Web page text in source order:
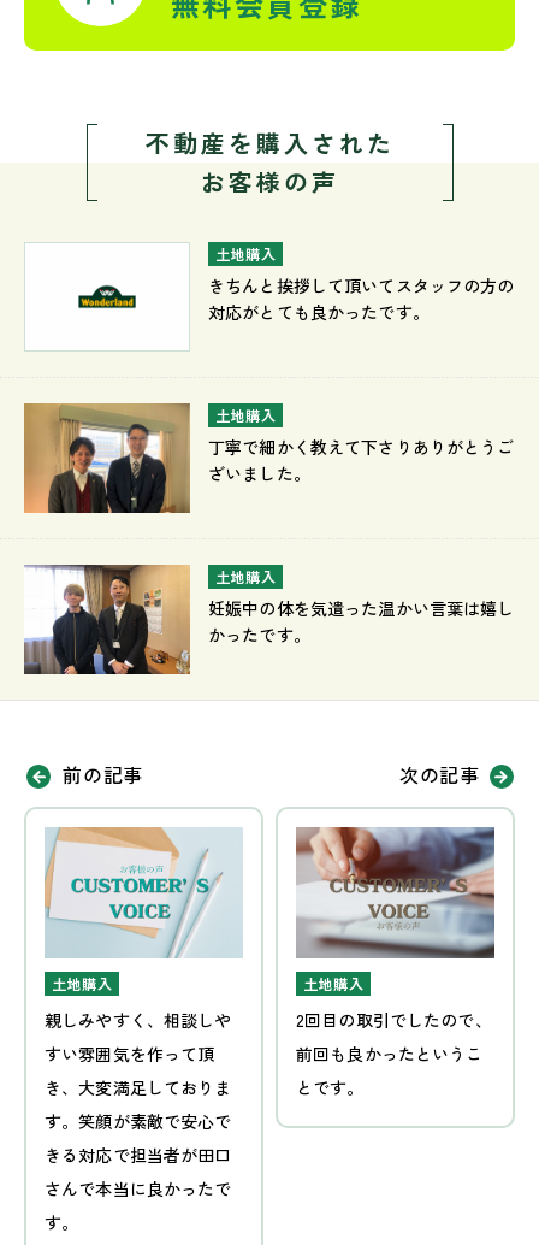
不動産を購入された
お客様の声
土地購入
きちんと挨拶して頂いてスタッフの方の
対応がとても良かったです。
土地購入
丁寧で細かく教えて下さりありがとうご
ざいました。
土地購入
妊娠中の体を気遣った温かい言葉は嬉し
かったです。
前の記事
土地購入
親しみやすく、相談しや
すい雰囲気を作って頂
き、大変満足しておりま
す。笑顔が素敵で安心で
きる対応で担当者が田口
さんで本当に良かったで
す。
次の記事
土地購入
2回目の取引でしたので、
前回も良かったというこ
とです。